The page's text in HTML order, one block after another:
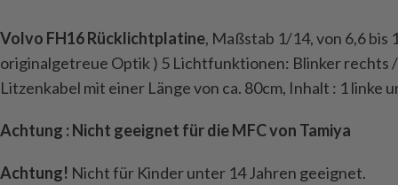
Volvo FH16 Rücklichtplatine, Maßstab 1/14, von 6,6 bis
originalgetreue Optik ) 5 Lichtfunktionen: Blinker
Litzenkabel mit einer Länge von ca. 80cm, Inhalt : 1
Achtung : Nicht geeignet für die MFC von Tamiya
Achtung! Nicht für Kinder unter 14 Jahren geeignet.